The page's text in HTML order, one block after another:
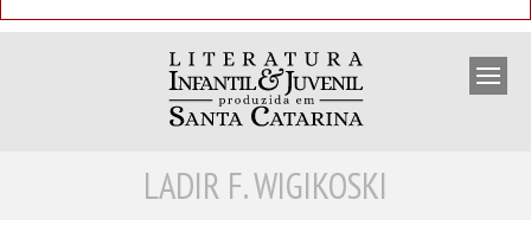
ESCRITORES
LADIR F. WIGIKOSKI